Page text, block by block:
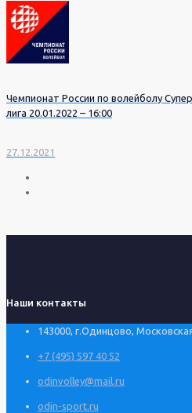
Чемпионат России по волейболу
лига 20.01.2022 – 16:00
27.12.2021
Наши контакты
143000, г.Одинцово,
+7 (495) 597 40 52
odinvolley@mail.ru
odin-sport.ru